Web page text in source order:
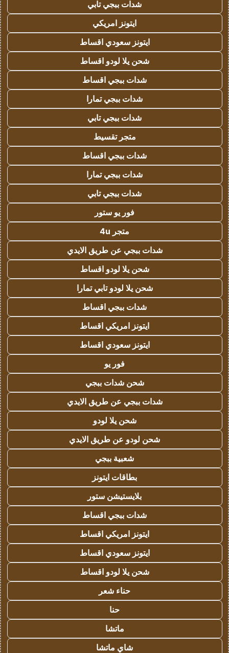
شدات ببجي تابي
ايتونز امريكي
ايتونز سعودي اقساط
شحن يلا لودو اقساط
شدات ببجي اقساط
شدات ببجي تمارا
شدات ببجي تابي
متجر تقسيط
شدات ببجي اقساط
شدات ببجي تمارا
شدات ببجي تابي
فور يو ستور
متجر 4u
شدات ببجي عن طريق الايدي
شحن يلا لودو اقساط
شحن يلا لودو تابي تمارا
شدات ببجي اقساط
ايتونز امريكي اقساط
ايتونز سعودي اقساط
فور يو
شحن شدات ببجي
شدات ببجي عن طريق الايدي
شحن يلا لودو
شحن لودو عن طريق الايدي
شعبية ببجي
بطاقات ايتونز
بلايستيشن ستور
شدات ببجي اقساط
ايتونز امريكي اقساط
ايتونز سعودي اقساط
شحن يلا لودو اقساط
حناء شعر
حنا
ماتشا
شاي ماتشا